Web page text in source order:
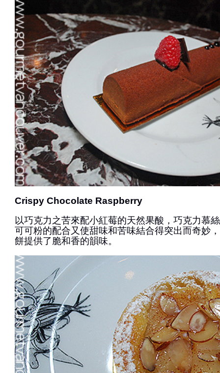
Crispy Chocolate Raspberry
以巧克力之苦來配小紅莓的天然果酸，巧克力慕
可可粉的配合又使甜味和苦味結合得突出而奇妙
餅提供了脆和香的韻味。